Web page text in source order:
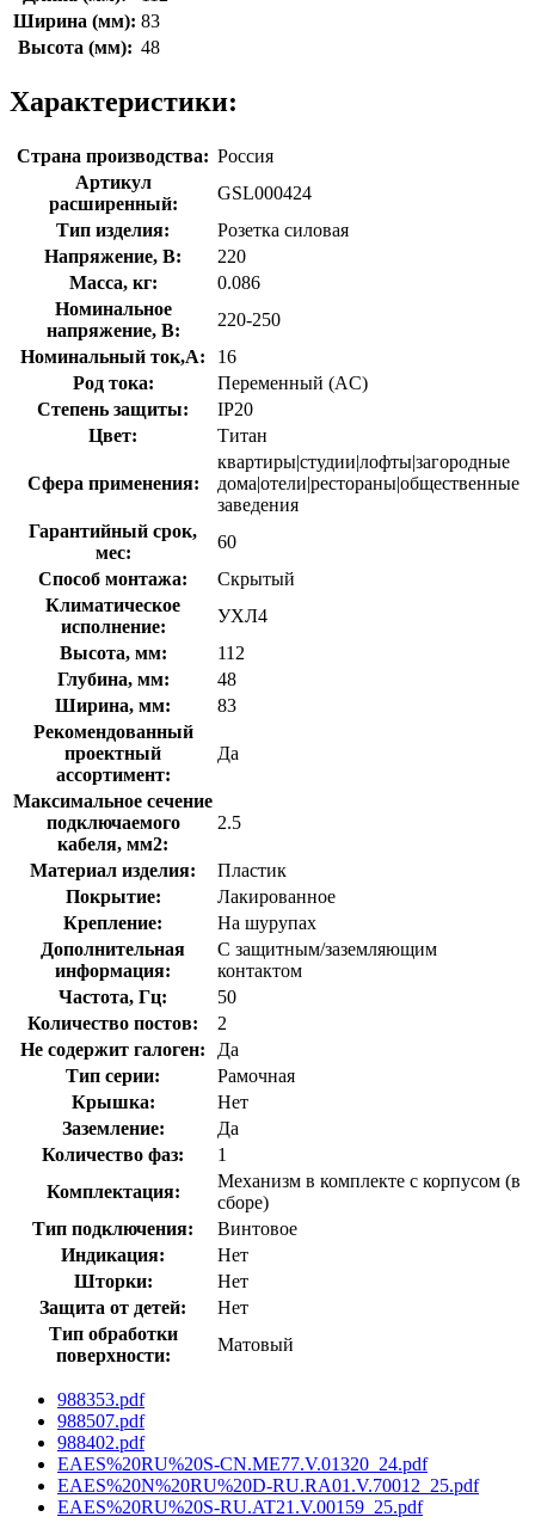
Ширина (мм): 83
Высота (мм): 48
Характеристики:
Страна производства: Россия
Артикул
расширенный:
GSL000424
Тип изделия:
Розетка силовая
Напряжение, В:
220
Масса, кг:
0.086
Номинальное
напряжение, В:
220-250
Номинальный ток,А:
16
Род тока:
Переменный (AC)
Степень защиты:
IP20
Цвет:
Титан
Сфера применения:
квартиры|студии|лофты|загородные
дома|отели|рестораны|общественные
заведения
Гарантийный срок,
мес:
60
Способ монтажа:
Скрытый
Климатическое
исполнение:
УХЛ4
Высота, мм:
112
Глубина, мм:
48
Ширина, мм:
83
Рекомендованный
проектный
ассортимент:
Да
Максимальное сечение
подключаемого
кабеля, мм2:
2.5
Материал изделия:
Пластик
Покрытие:
Лакированное
Крепление:
На шурупах
Дополнительная
информация:
С защитным/заземляющим
контактом
Частота, Гц:
50
Количество постов:
2
Не содержит галоген:
Да
Тип серии:
Рамочная
Крышка:
Нет
Заземление:
Да
Количество фаз:
1
Комплектация:
Механизм в комплекте с корпусом (в
сборе)
Тип подключения:
Винтовое
Индикация:
Нет
Шторки:
Нет
Защита от детей:
Нет
Тип обработки
поверхности:
Матовый
988353.pdf
988507.pdf
988402.pdf
EAES%20RU%20S-CN.ME77.V.01320_24.pdf
EAES%20N%20RU%20D-RU.RA01.V.70012_25.pdf
EAES%20RU%20S-RU.AT21.V.00159_25.pdf